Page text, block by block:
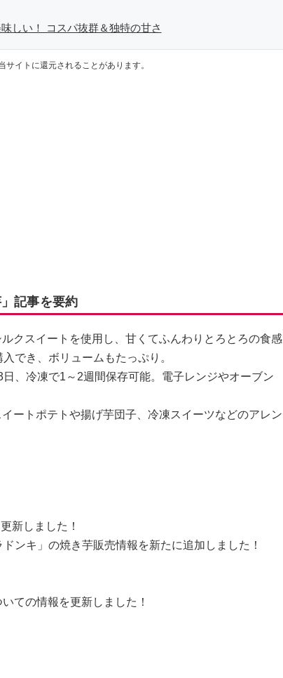
しい！ コスパ抜群＆独特の甘さ
イトに還元されることがあります。
記事を要約
クスイートを使用し、甘くてふんわりとろとろの食感
でき、ボリュームもたっぷり。
、冷凍で1～2週間保存可能。電子レンジやオーブン
ートポテトや揚げ芋団子、冷凍スイーツなどのアレン
新しました！
ンキ」の焼き芋販売情報を新たに追加しました！
ての情報を更新しました！